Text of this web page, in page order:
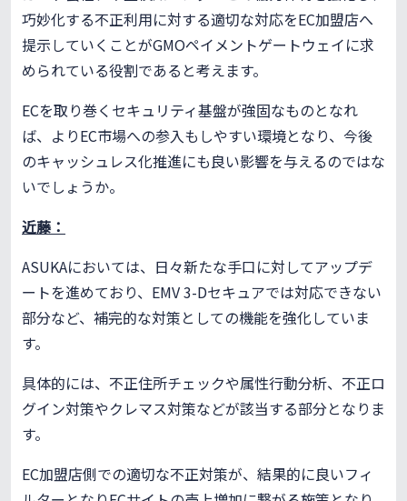
巧妙化する不正利用に対する適切な対応をEC加盟店へ
提示していくことがGMOペイメントゲートウェイに求
められている役割であると考えます。
ECを取り巻くセキュリティ基盤が強固なものとなれ
ば、よりEC市場への参入もしやすい環境となり、今後
のキャッシュレス化推進にも良い影響を与えるのではな
いでしょうか。
近藤：
ASUKAにおいては、日々新たな手口に対してアップデ
ートを進めており、EMV 3-Dセキュアでは対応できない
部分など、補完的な対策としての機能を強化していま
す。
具体的には、不正住所チェックや属性行動分析、不正ロ
グイン対策やクレマス対策などが該当する部分となりま
す。
EC加盟店側での適切な不正対策が、結果的に良いフィ